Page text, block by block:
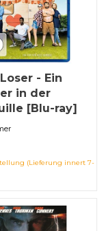
- Ein
in der
[Blu-ray]
(Lieferung innert 7-